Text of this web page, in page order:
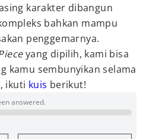
karakter dibangun
bahkan mampu
penggemarnya.
yang dipilih, kami bisa
kamu sembunyikan selama
ikuti kuis berikut!
answered.